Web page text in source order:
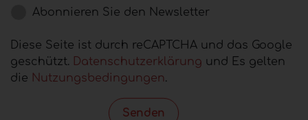
Abonnieren Sie den Newsletter
Diese Seite ist durch reCAPTCHA und das Google
geschützt.
Datenschutzerklärung und Es gelten
die Nutzungsbedingungen.
Senden